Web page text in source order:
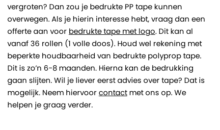
vergroten? Dan zou je bedrukte PP tape kunnen
overwegen. Als je hierin interesse hebt, vraag dan een
offerte aan voor bedrukte tape met logo. Dit kan al
vanaf 36 rollen (1 volle doos). Houd wel rekening met
beperkte houdbaarheid van bedrukte polyprop tape.
Dit is zo’n 6-8 maanden. Hierna kan de bedrukking
gaan slijten. Wil je liever eerst advies over tape? Dat is
mogelijk. Neem hiervoorcontact met ons op. We
helpen je graag verder.